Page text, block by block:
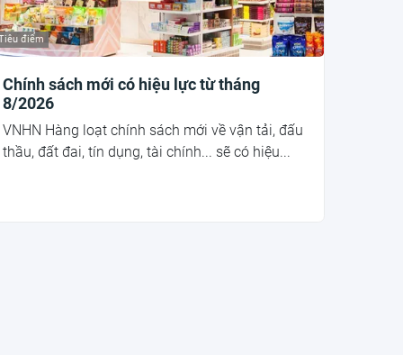
điểm
Chính sách mới có hiệu lực từ tháng
8/2026
VNHN Hàng loạt chính sách mới về vận tải, đấu
thầu, đất đai, tín dụng, tài chính... sẽ có hiệu...